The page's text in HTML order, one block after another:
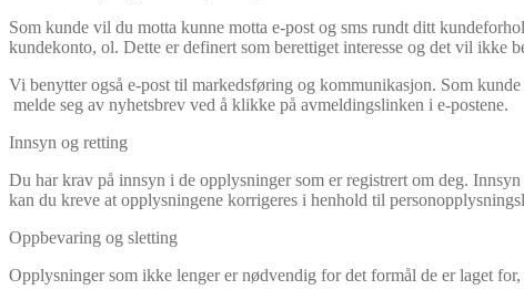
Som kunde vil du motta kunne motta e-post og sms rundt ditt
kundekonto, ol. Dette er definert som berettiget interesse og det vil ikke
Vi benytter også e-post til markedsføring og kommunikasjon. Som
melde seg av nyhetsbrev ved å klikke på avmeldingslinken i e-postene.
Innsyn og retting
Du har krav på innsyn i de opplysninger som er registrert om deg.
kan du kreve at opplysningene korrigeres i henhold til
Oppbevaring og sletting
Opplysninger som ikke lenger er nødvendig for det formål de er laget for,